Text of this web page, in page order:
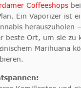
Coffeeshops
Ein Vaporizer ist
herauszuholen
beste Ort, um sie zu
Marihuana